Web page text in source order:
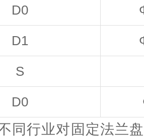
D0
D1
S
D0
同行业对固定法兰